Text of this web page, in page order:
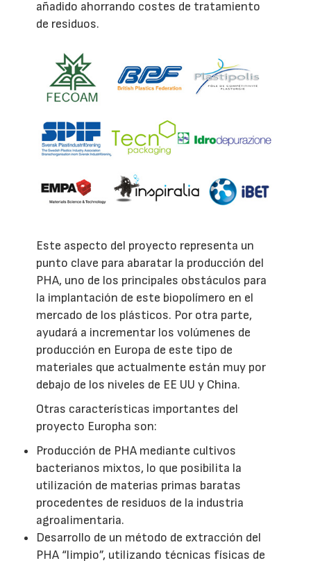
añadido ahorrando costes de tratamiento
de residuos.
Este aspecto del proyecto representa un
punto clave para abaratar la producción del
PHA, uno de los principales obstáculos para
la implantación de este biopolímero en el
mercado de los plásticos. Por otra parte,
ayudará a incrementar los volúmenes de
producción en Europa de este tipo de
materiales que actualmente están muy por
debajo de los niveles de EE UU y China.
Otras características importantes del
proyecto Europha son:
Producción de PHA mediante cultivos
bacterianos mixtos, lo que posibilita la
utilización de materias primas baratas
procedentes de residuos de la industria
agroalimentaria.
Desarrollo de un método de extracción del
PHA “limpio”, utilizando técnicas físicas de